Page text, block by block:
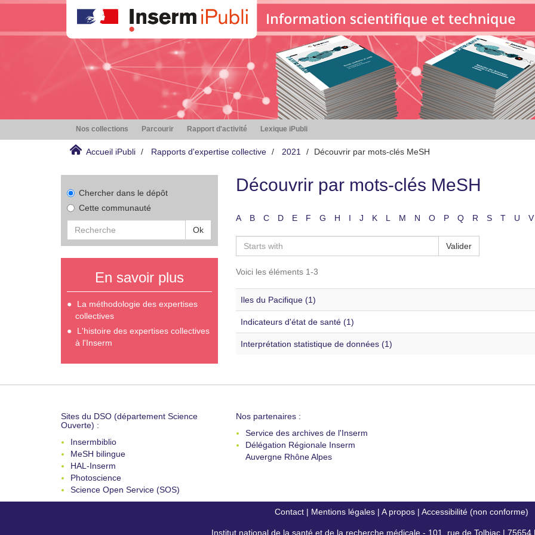
Nos collections Parcourir Rapport d'activité Lexique iPubli
Accueil iPubli Rapports d'expertise collective 2021 Découvrir par mots-clés MeSH
Chercher dans le dépôt
Cette communauté
Ok
En savoir plus
La méthodologie des expertises
collectives
L'histoire des expertises collectives
à l'Inserm
Découvrir par mots-clés MeSH
A B C D E F G H I J K L M N O P Q R S T U V
Valider
Voici les éléments 1-3
Iles du Pacifique (1)
Indicateurs d'état de santé (1)
Interprétation statistique de données (1)
Sites du DSO (département Science
Ouverte) :
Insermbiblio
MeSH bilingue
HAL-Inserm
Photoscience
Science Open Service (SOS)
Nos partenaires :
Service des archives de l'Inserm
Délégation Régionale Inserm
Auvergne Rhône Alpes
Contact| Mentions légales| A propos| Accessibilité (non conforme)
Institut national de la santé et de la recherche médicale - 101, rue de Tolbiac | 75654